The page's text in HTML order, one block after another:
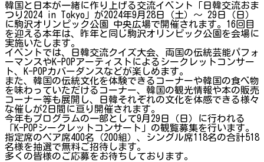
韓国と日本が一緒に作り上げる交流イベント「日韓交流おま
つり2024 in Tokyo」が2024年9月28日（土）～ 29日（日）
に駒沢オリンピック公園 中央広場で開催されます。16回目
を迎える本年は、昨年と同じ駒沢オリンピック公園を会場に
実施いたします。
イベントでは、日韓交流クイズ大会、両国の伝統芸能パフォ
ーマンスやK-POPアーティストによるシークレットコンサー
ト、K-POPカバーダンスなどが楽しめます。
また、韓国の伝統文化を体験できるコーナーや韓国の食べ物
を味わっていただけるコーナー、韓国の観光情報や本の販売
コーナー等も展開し、日韓それぞれの文化を体感できる様々
な催しが2日間に亘り開催されます。
今年もプログラムの一部として9月29日（日）に行われる
「K-POPシークレットコンサート」の観覧募集を行います。
指定席のペア席400名（200組）、シングル席118名の合計518
名様を抽選で無料ご招待します。
多くの皆様のご応募をお待ちしております。